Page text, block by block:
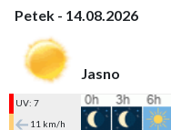
Petek - 14.08.2026
Jasno
UV: 7
11 km/h